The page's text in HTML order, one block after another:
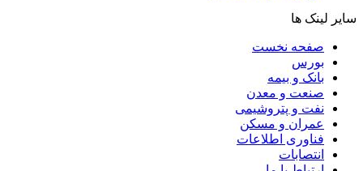
سایر لینک ها
صفحه نخست
بورس
بانک و بیمه
صنعت و معدن
نفت و پتروشیمی
عمران و مسکن
فناوری اطلاعات
انتصابات